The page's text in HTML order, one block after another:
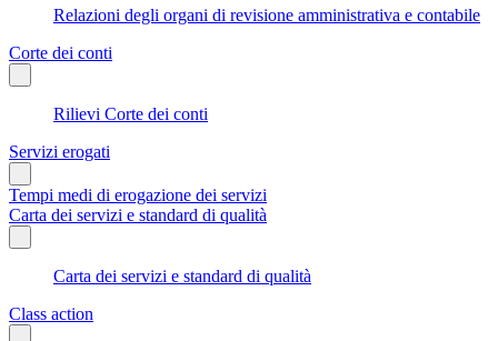
Relazioni degli organi di revisione amministrativa e contabile
Corte dei conti
Rilievi Corte dei conti
Servizi erogati
Tempi medi di erogazione dei servizi
Carta dei servizi e standard di qualità
Carta dei servizi e standard di qualità
Class action